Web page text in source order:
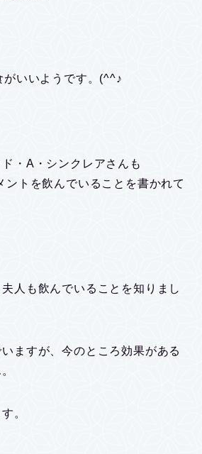
いいようです。(^^♪
・A・シンクレアさんも
ントを飲んでいることを書かれて
人も飲んでいることを知りまし
ますが、今のところ効果がある
。